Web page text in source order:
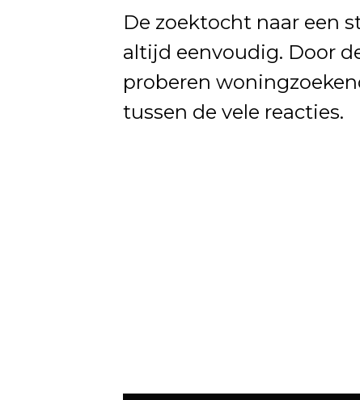
De zoektocht naar een
altijd eenvoudig. Door
proberen
tussen de vele reacties.